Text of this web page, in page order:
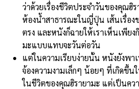
ว่าด้วยเรื่องชีวิตประจำวันของคุณฮิ
ห้องน้ำสาธารณะในญี่ปุ่น เส้นเรื่อ
ตรง และหนังก็ฉายให้เราเห็นเพีย
มะแบบแทบจะวันต่อวัน
แต่ในความเรียบง่ายนั้น หนังยังพา
จ้องความงามเล็กๆ น้อยๆ ที่เกิดขึ้
ในชีวิตของคุณฮิรายามะ แต่เป็นคว